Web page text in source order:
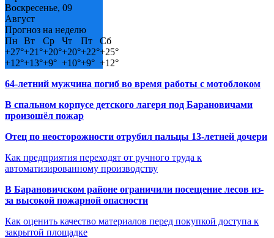
Воскресенье, 09
Август
Прогноз на неделю
Пн
Вт Ср Чт Пт
Сб
+27°+21°+20°+20°+22°+25°
+12°+13°+9° +10°+9° +12°
64-летний мужчина погиб во время работы с мотоблоком
В спальном корпусе детского лагеря под Барановичами
произошёл пожар
Отец по неосторожности отрубил пальцы 13-летней дочери
Как предприятия переходят от ручного труда к
автоматизированному производству
В Барановичском районе ограничили посещение лесов из-
за высокой пожарной опасности
Как оценить качество материалов перед покупкой доступа к
закрытой площадке